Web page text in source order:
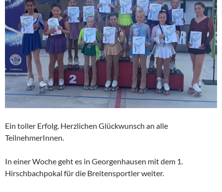
Ein toller Erfolg. Herzlichen Glückwunsch an alle
TeilnehmerInnen.
In einer Woche geht es in Georgenhausen mit dem 1.
Hirschbachpokal für die Breitensportler weiter.